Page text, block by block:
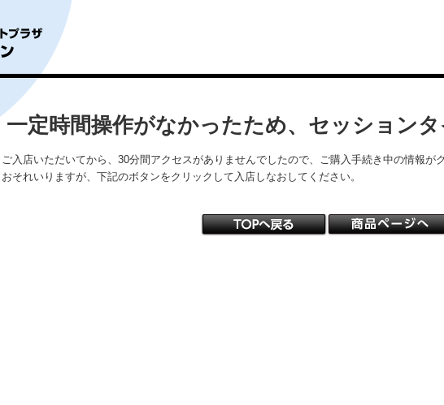
一定時間操作がなかったため、セッションタ
ご入店いただいてから、30分間アクセスがありませんでしたので、ご購入手続き中の情報が
おそれいりますが、下記のボタンをクリックして入店しなおしてください。